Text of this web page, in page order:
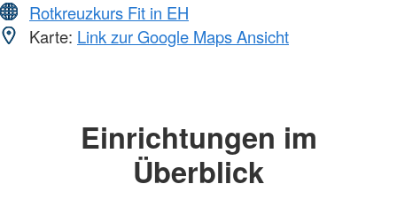
Rotkreuzkurs Fit in EH
Karte: Link zur Google Maps Ansicht
Einrichtungen im
Überblick